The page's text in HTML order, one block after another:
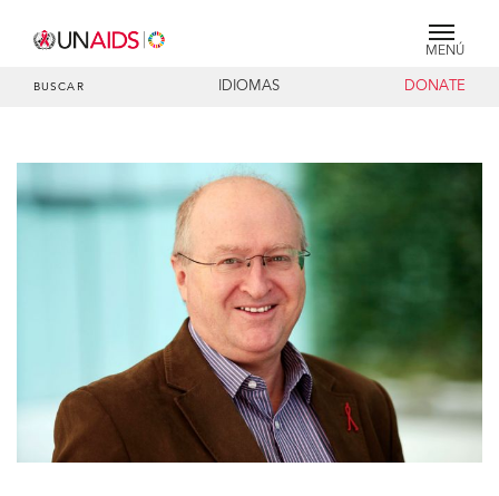
MENÚ
BUSCAR IDIOMAS DONATE